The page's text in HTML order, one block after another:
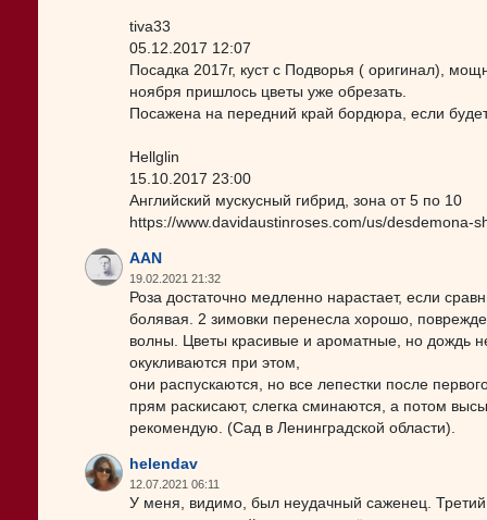
tiva33
05.12.2017 12:07
Посадка 2017г, куст с Подворья ( оригинал),
ноября пришлось цветы уже обрезать.
Посажена на передний край бордюра, если
Hellglin
15.10.2017 23:00
Английский мускусный гибрид, зона от 5 по 10
https://www.davidaustinroses.com/us/desdemona-
AAN
19.02.2021 21:32
Роза достаточно медленно нарастает, если
болявая. 2 зимовки перенесла хорошо,
волны. Цветы красивые и ароматные, но дождь
окукливаются при этом,
они распускаются, но все лепестки после
прям раскисают, слегка сминаются, а потом
рекомендую. (Сад в Ленинградской области).
helendav
12.07.2021 06:11
У меня, видимо, был неудачный саженец. Третий